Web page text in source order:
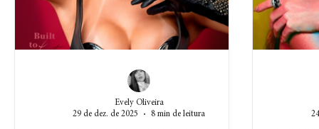
Evely Oliveira
29 de dez. de 2025
8 min de leitura